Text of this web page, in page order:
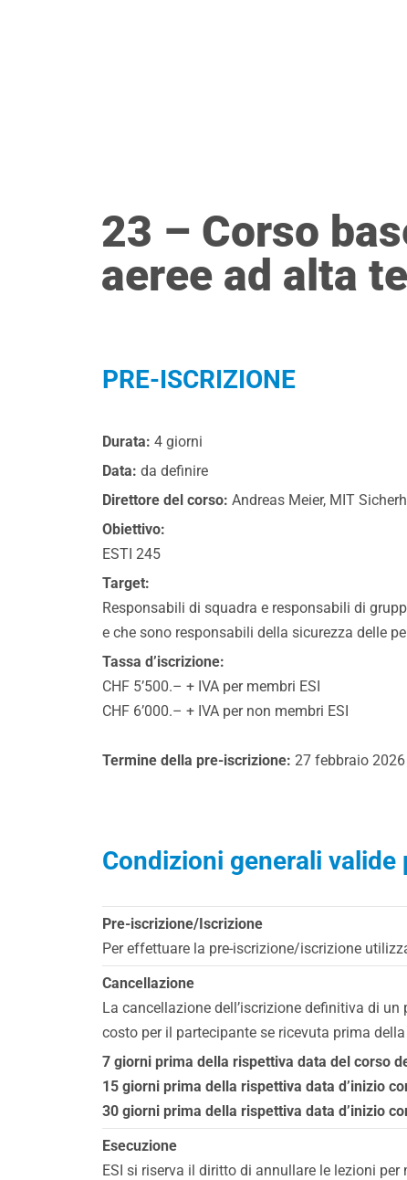
23 – Corso
aeree ad alta
PRE-ISCRIZIONE
Durata: 4 giorni
Data: da definire
Direttore del corso: Andreas Meier, MIT
Obiettivo:
ESTI 245
Target:
Responsabili di squadra e responsabili di
e che sono responsabili della sicurezza delle
Tassa d’iscrizione:
CHF 5’500.– + IVA per membri ESI
CHF 6’000.– + IVA per non membri ESI
Termine della pre-iscrizione: 27 febbraio 2026
Condizioni generali
Pre-iscrizione/Iscrizione
Per effettuare la pre-iscrizione/iscrizione
Cancellazione
La cancellazione dell’iscrizione definitiva di
costo per il partecipante se ricevuta prima
7 giorni prima della rispettiva data del corso
15 giorni prima della rispettiva data d’inizio
30 giorni prima della rispettiva data d’inizio
Esecuzione
ESI si riserva il diritto di annullare le lezioni